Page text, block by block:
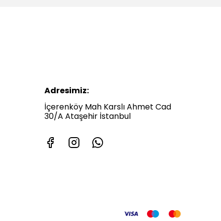
Adresimiz:
İçerenköy Mah Karslı Ahmet Cad
30/A Ataşehir İstanbul